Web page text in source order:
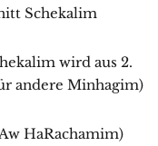
Schekalim
wird aus 2.
andere Minhagim)